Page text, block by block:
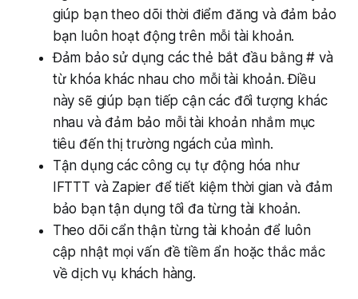
giúp bạn theo dõi thời điểm đăng và đảm bảo
bạn luôn hoạt động trên mỗi tài khoản.
Đảm bảo sử dụng các thẻ bắt đầu bằng # và
từ khóa khác nhau cho mỗi tài khoản. Điều
này sẽ giúp bạn tiếp cận các đối tượng khác
nhau và đảm bảo mỗi tài khoản nhắm mục
tiêu đến thị trường ngách của mình.
Tận dụng các công cụ tự động hóa như
IFTTT và Zapier để tiết kiệm thời gian và đảm
bảo bạn tận dụng tối đa từng tài khoản.
Theo dõi cẩn thận từng tài khoản để luôn
cập nhật mọi vấn đề tiềm ẩn hoặc thắc mắc
về dịch vụ khách hàng.